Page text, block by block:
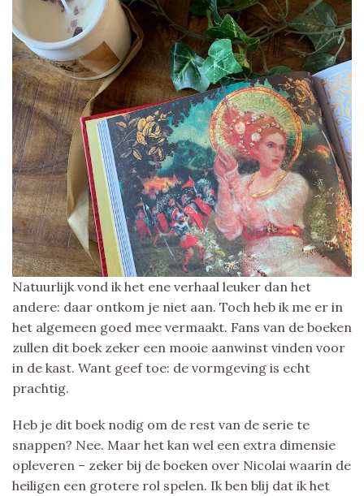
Natuurlijk vond ik het ene verhaal leuker dan het
andere: daar ontkom je niet aan. Toch heb ik me er in
het algemeen goed mee vermaakt. Fans van de boeken
zullen dit boek zeker een mooie aanwinst vinden voor
in de kast. Want geef toe: de vormgeving is echt
prachtig.
Heb je dit boek nodig om de rest van de serie te
snappen? Nee. Maar het kan wel een extra dimensie
opleveren – zeker bij de boeken over Nicolai waarin de
heiligen een grotere rol spelen. Ik ben blij dat ik het